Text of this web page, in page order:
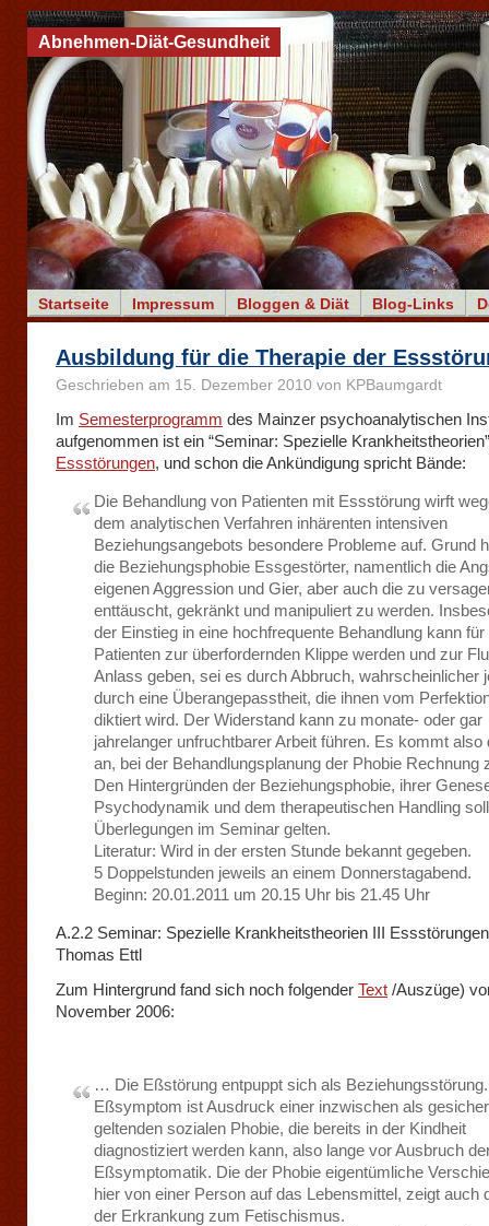
Startseite Impressum Bloggen & Diät Blog-Links
Abnehmen-Diät-Gesundheit
Ausbildung für die Therapie der
Geschrieben am 15. Dezember 2010 von KPBaumgardt
Im Semesterprogramm des Mainzer psychoanalytischen
aufgenommen ist ein “Seminar: Spezielle
Essstörungen, und schon die Ankündigung spricht Bände:
Die Behandlung von Patienten mit Essstörung wirft
dem analytischen Verfahren inhärenten intensiven
Beziehungsangebots besondere Probleme auf. Grund
die Beziehungsphobie Essgestörter, namentlich die
eigenen Aggression und Gier, aber auch die zu
enttäuscht, gekränkt und manipuliert zu werden.
der Einstieg in eine hochfrequente Behandlung kann für
Patienten zur überfordernden Klippe werden und zur
Anlass geben, sei es durch Abbruch, wahrscheinlicher
durch eine Überangepasstheit, die ihnen vom
diktiert wird. Der Widerstand kann zu monate- oder gar
jahrelanger unfruchtbarer Arbeit führen. Es kommt also
an, bei der Behandlungsplanung der Phobie Rechnung
Den Hintergründen der Beziehungsphobie, ihrer
Psychodynamik und dem therapeutischen Handling
Überlegungen im Seminar gelten.
Literatur: Wird in der ersten Stunde bekannt gegeben.
5 Doppelstunden jeweils an einem Donnerstagabend.
Beginn: 20.01.2011 um 20.15 Uhr bis 21.45 Uhr
A.2.2 Seminar: Spezielle Krankheitstheorien III Essstörungen
Thomas Ettl
Zum Hintergrund fand sich noch folgender Text /Auszüge)
November 2006:
… Die Eßstörung entpuppt sich als
Eßsymptom ist Ausdruck einer inzwischen als
geltenden sozialen Phobie, die bereits in der Kindheit
diagnostiziert werden kann, also lange vor Ausbruch
Eßsymptomatik. Die der Phobie eigentümliche
hier von einer Person auf das Lebensmittel, zeigt auch
der Erkrankung zum Fetischismus.